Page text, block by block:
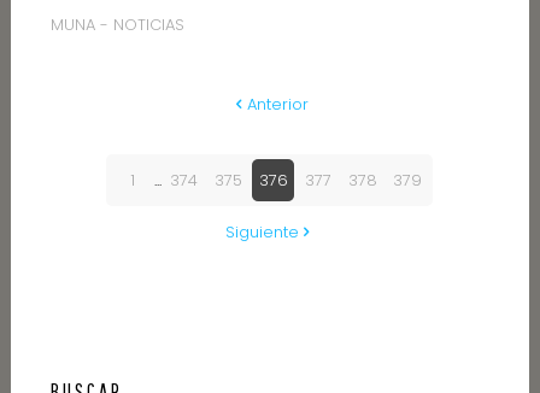
MUNA - NOTICIAS
Anterior
1 ... 374 375 376 377 378 379
Siguiente